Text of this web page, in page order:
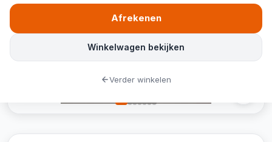
Winkelwagen bekijken
Afrekenen
Verder winkelen